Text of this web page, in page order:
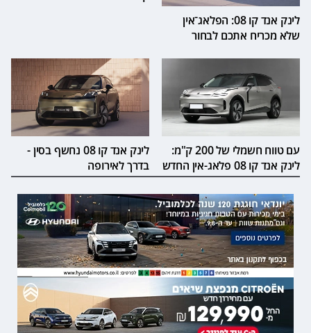
לינק אנד קו 08: הפלאג־אין
שלא מכריח אתכם לבחור
עם טווח חשמלי של 200 ק"מ:
לינק אנד קו 08 פלאג-אין החדש
לינק אנד קו 08 נחשף בסין -
בדרך לאירופה